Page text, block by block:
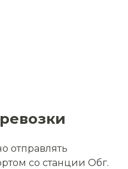
отправлять
со станции Обг.